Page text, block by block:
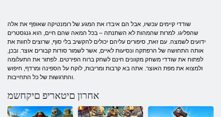
שודדי קיימים עכשיו, אבל הם איבדו את המגע של רומנטיקה שאופף את אלה
שהפליגו. למרות שהמהות לא השתנתה – בכל המאה שהם חיים, הוא גנגסטרים
ידועים לשמצה. עם זאת, סיפורים עליהם יכולים להקשיב בלי סוף, שרוצים לחוות את
אותה התחושה של הרפתקה ונסיעות לאיים, אשר לשמור סודות קבורים אוצר. ובכן,
לפתוח את שודדי משחק מקוונים חינם לשחק ברוח הפירטים. לפתור את התעלומה
ולמצוא את מפת האוצר. אתה בא קרבות ומריבות, לוקח על הספינה ומרדף, חיפוש
והתרגשות של כל התחייבות.
אחרון םיטאריפ םיקחשמ